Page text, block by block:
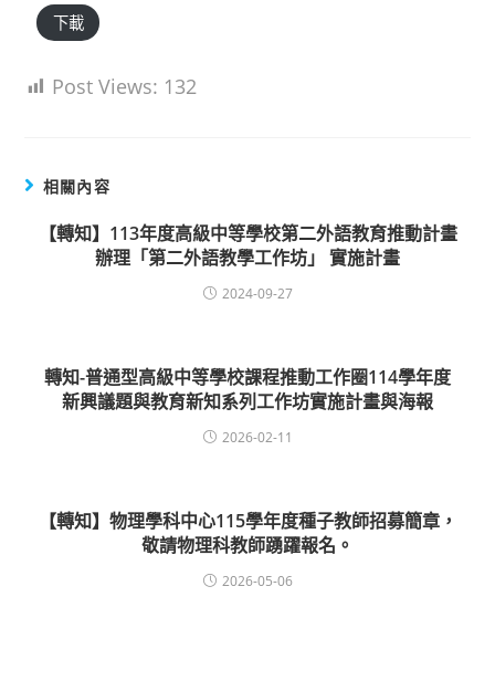
下載
Post Views: 132
相關內容
【轉知】113年度高級中等學校第二外語教育推動計畫
辦理「第二外語教學工作坊」 實施計畫
2024-09-27
轉知-普通型高級中等學校課程推動工作圈114學年度
新興議題與教育新知系列工作坊實施計畫與海報
2026-02-11
【轉知】物理學科中心115學年度種子教師招募簡章，
敬請物理科教師踴躍報名。
2026-05-06